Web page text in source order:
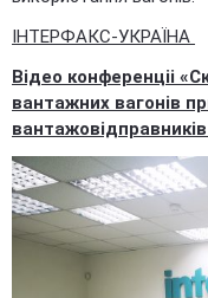
ІНТЕРФАКС-УКРАЇНА
Відео конференціі
вантажних вагонів